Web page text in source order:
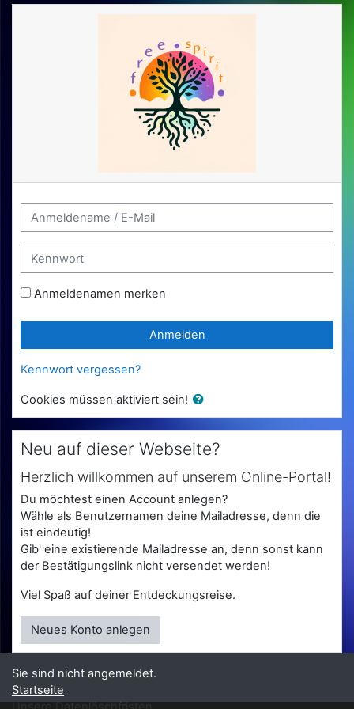
Zum Hauptinhalt
Anmeldename / E-Mail
Kennwort
Anmeldenamen merken
Anmelden
Kennwort vergessen?
Cookies müssen aktiviert sein!
Neu auf dieser Webseite?
Herzlich willkommen auf unserem Online-Portal!
Du möchtest einen Account anlegen?
Wähle als Benutzernamen deine Mailadresse, denn die
ist eindeutig!
Gib' eine existierende Mailadresse an, denn sonst kann
der Bestätigungslink nicht versendet werden!
Viel Spaß auf deiner Entdeckungsreise.
Neues Konto anlegen
Sie sind nicht angemeldet.
Startseite